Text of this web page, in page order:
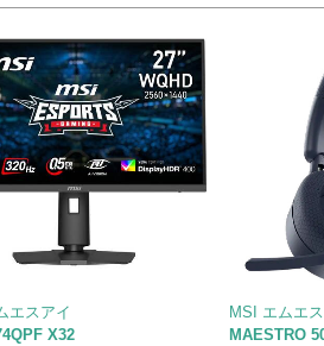
エスアイ
X32
MSI エムエ
MAESTRO